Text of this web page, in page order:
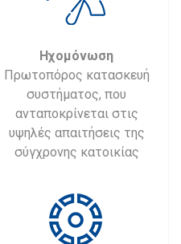
Ηχομόνωση
Πρωτοπόρος κατασκευή
συστήματος, που
ανταποκρίνεται στις
υψηλές απαιτήσεις της
σύγχρονης κατοικίας